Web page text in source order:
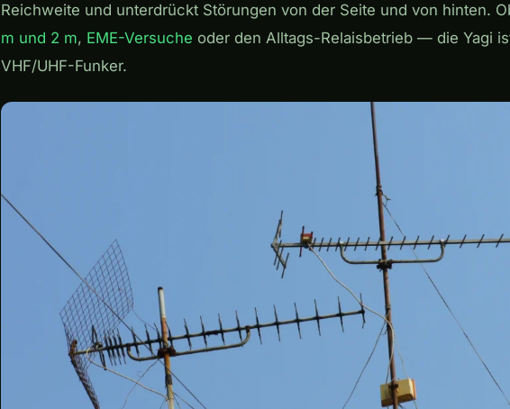
Reichweite und unterdrückt Störungen von der Seite und von hinten.
m und 2 m, EME-Versuche oder den Alltags-Relaisbetrieb — die Yagi
VHF/UHF-Funker.